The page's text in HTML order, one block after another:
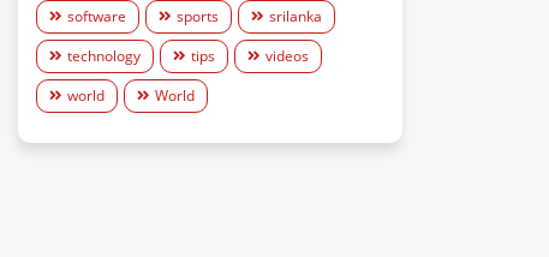
software
sports
srilanka
technology
tips
videos
world
World